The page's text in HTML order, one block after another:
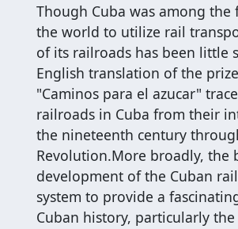
Though Cuba was among the
the world to utilize rail
of its railroads has been little
English translation of the
"Caminos para el azucar"
railroads in Cuba from their
the nineteenth century
Revolution.More broadly, the
development of the Cuban
system to provide a
Cuban history, particularly